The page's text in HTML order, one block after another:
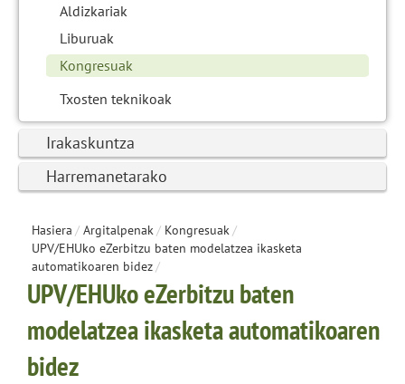
Aldizkariak
Liburuak
Kongresuak
Txosten teknikoak
Irakaskuntza
Harremanetarako
Hasiera / Argitalpenak/ Kongresuak/
UPV/EHUko eZerbitzu baten modelatzea ikasketa
automatikoaren bidez/
UPV/EHUko eZerbitzu baten
modelatzea ikasketa automatikoaren
bidez